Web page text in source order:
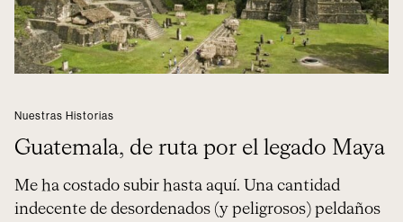
Nuestras Historias
Guatemala, de ruta por el legado Maya
Me ha costado subir hasta aquí. Una cantidad
indecente de desordenados (y peligrosos) peldaños